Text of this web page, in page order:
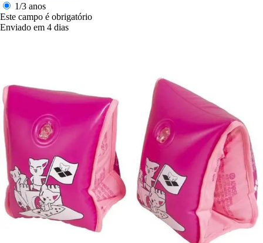
1/3 anos
Este campo é obrigatório
Enviado em 4 dias